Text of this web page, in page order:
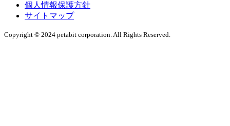
個人情報保護方針
サイトマップ
Copyright © 2024 petabit corporation. All Rights Reserved.